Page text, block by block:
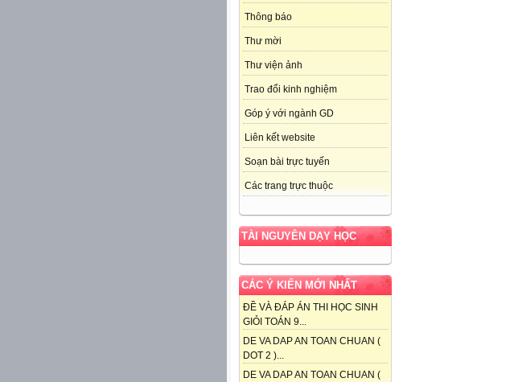
Thông báo
Thư mời
Thư viện ảnh
Trao đổi kinh nghiệm
Góp ý với ngành GD
Liên kết website
Soạn bài trực tuyến
Các trang trực thuộc
TÀI NGUYÊN DẠY HỌC
CÁC Ý KIẾN MỚI NHẤT
ĐỀ VÀ ĐÁP ÁN THI HỌC SINH
GIỎI TOÁN 9...
DE VA DAP AN TOAN CHUAN (
DOT 2 )...
DE VA DAP AN TOAN CHUAN (